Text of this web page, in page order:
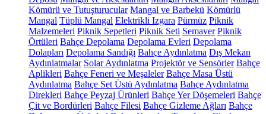
Kömürü ve Tutuşturucular Mangal ve Barbekü Kömürlü
Mangal Tüplü Mangal Elektrikli Izgara Pürmüz Piknik
Malzemeleri Piknik Sepetleri Piknik Seti Semaver Piknik
Örtüleri Bahçe Depolama Depolama Evleri Depolama
Dolapları Depolama Sandığı Bahçe Aydınlatma Dış Mekan
Aydınlatmalar Solar Aydınlatma Projektör ve Sensörler Bahçe
Aplikleri Bahçe Feneri ve Meşaleler Bahçe Masa Üstü
Aydınlatma Bahçe Set Üstü Aydınlatma Bahçe Aydınlatma
Direkleri Bahçe Peyzaj Ürünleri Bahçe Yer Döşemeleri Bahçe
Çit ve Bordürleri Bahçe Filesi Bahçe Gizleme Ağları Bahçe